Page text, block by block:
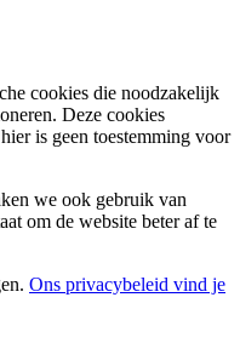
cookies die noodzakelijk
Deze cookies
is geen toestemming voor
we ook gebruik van
om de website beter af te
Ons privacybeleid vind je